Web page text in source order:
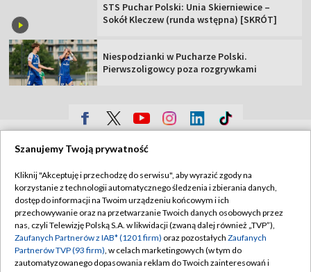
STS Puchar Polski: Unia Skierniewice –
Sokół Kleczew (runda wstępna) [SKRÓT]
Niespodzianki w Pucharze Polski.
Pierwszoligowcy poza rozgrywkami
Sklep TVP
Biuro Reklamy
Oferta Handlowa
Telegazeta ogłoszenia
Polityka prywatności
Moje zgody
Biuro reklamy
Kontakt
Szanujemy Twoją prywatność
Kliknij "Akceptuję i przechodzę do serwisu", aby wyrazić zgody na
korzystanie z technologii automatycznego śledzenia i zbierania danych,
dostęp do informacji na Twoim urządzeniu końcowym i ich
przechowywanie oraz na przetwarzanie Twoich danych osobowych przez
nas, czyli Telewizję Polską S.A. w likwidacji (zwaną dalej również „TVP”),
Zaufanych Partnerów z IAB* (1201 firm) oraz pozostałych Zaufanych
Partnerów TVP (93 firm), w celach marketingowych (w tym do
zautomatyzowanego dopasowania reklam do Twoich zainteresowań i